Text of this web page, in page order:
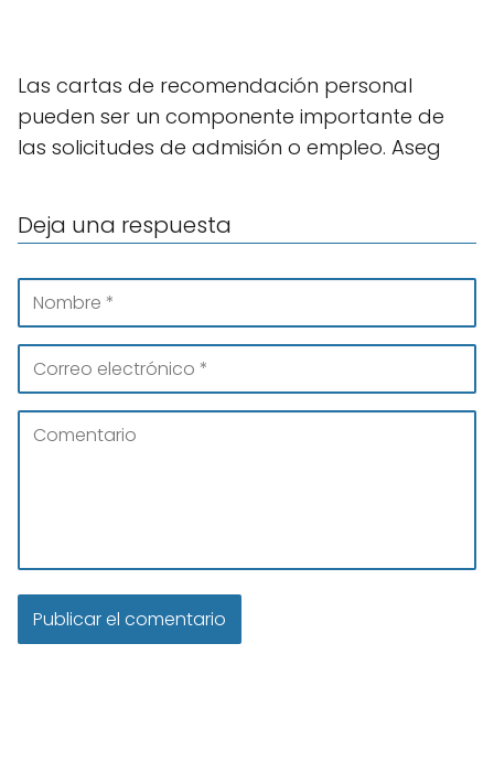
Las cartas de recomendación personal
pueden ser un componente importante de
las solicitudes de admisión o empleo. Aseg
Deja una respuesta